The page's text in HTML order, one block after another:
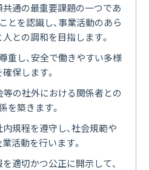
通の最重要課題の一つであ
とを認識し、事業活動のあら
との調和を目指します。
重し、安全で働きやすい多様
保します。
等の社外における関係者との
を築きます。
規程を遵守し、社会規範や
活動を行います。
適切かつ公正に開示して、